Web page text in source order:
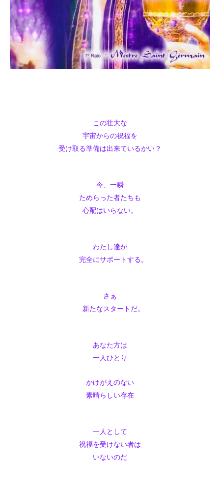
この壮大な
宇宙からの祝福を
受け取る準備は出来ているかい？
今、一瞬
ためらった者たちも
心配はいらない。
わたし達が
完全にサポートする。
さぁ
新たなスタートだ。
あなた方は
一人ひとり
かけがえのない
素晴らしい存在
一人として
祝福を受けない者は
いないのだ